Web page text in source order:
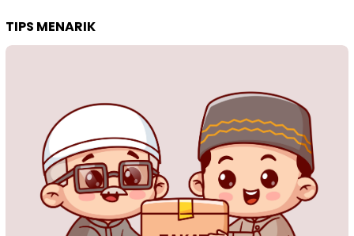
TIPS MENARIK